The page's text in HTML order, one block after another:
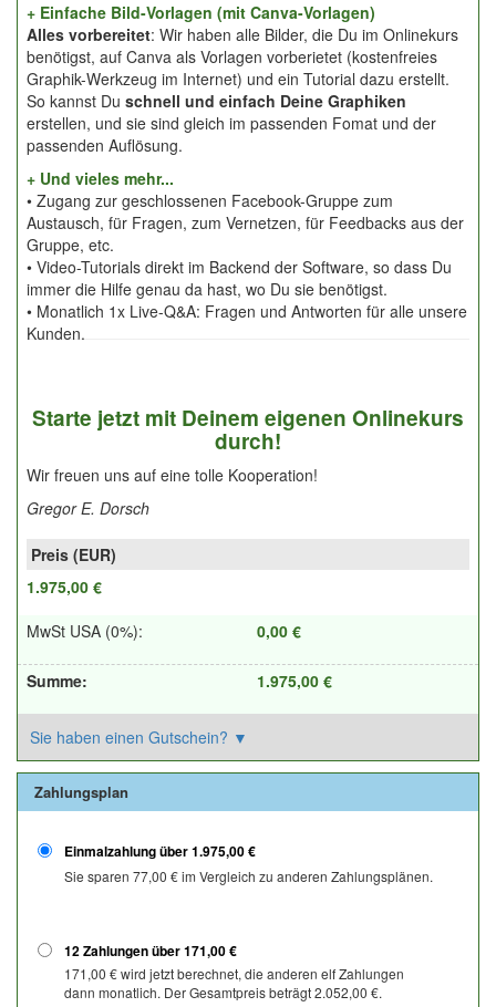
+ Einfache Bild-Vorlagen (mit Canva-Vorlagen)
Alles vorbereitet: Wir haben alle Bilder, die Du im Onlinekurs
benötigst, auf Canva als Vorlagen vorberietet (kostenfreies
Graphik-Werkzeug im Internet) und ein Tutorial dazu erstellt.
So kannst Du schnell und einfach Deine Graphiken
erstellen, und sie sind gleich im passenden Fomat und der
passenden Auflösung.
+ Und vieles mehr...
• Zugang zur geschlossenen Facebook-Gruppe zum
Austausch, für Fragen, zum Vernetzen, für Feedbacks aus der
Gruppe, etc.
• Video-Tutorials direkt im Backend der Software, so dass Du
immer die Hilfe genau da hast, wo Du sie benötigst.
• Monatlich 1x Live-Q&A: Fragen und Antworten für alle unsere
Kunden.
Starte jetzt mit Deinem eigenen Onlinekurs
durch!
Wir freuen uns auf eine tolle Kooperation!
Gregor E. Dorsch
1.975,00 €
MwSt USA (0%): 0,00 €
Summe: 1.975,00 €
Sie haben einen Gutschein? ▼
Zahlungsplan
Einmalzahlung über1.975,00 €
Sie sparen 77,00 €im Vergleich zu anderen Zahlungsplänen.
12 Zahlungen über171,00 €
171,00 €wird jetzt berechnet, die anderen elf Zahlungen
dann monatlich. Der Gesamtpreis beträgt2.052,00 €.